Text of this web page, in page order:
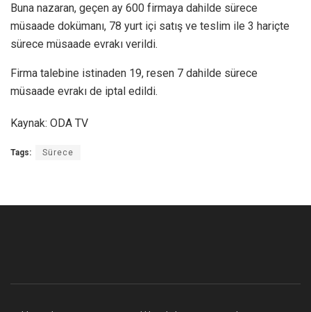
Buna nazaran, geçen ay 600 firmaya dahilde sürece
müsaade dokümanı, 78 yurt içi satış ve teslim ile 3 hariçte
sürece müsaade evrakı verildi.
Firma talebine istinaden 19, resen 7 dahilde sürece
müsaade evrakı de iptal edildi.​​​​​​​
Kaynak: ODA TV
Tags: Sürece